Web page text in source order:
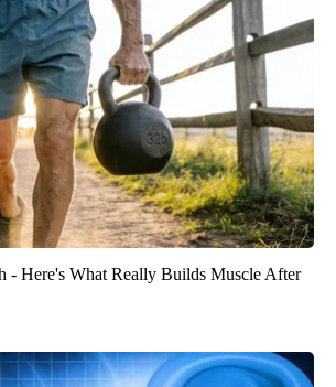
- Here's What Really Builds Muscle After